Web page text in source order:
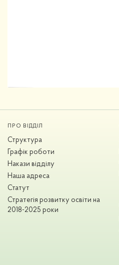
ПРО ВІДДІЛ
Структура
Графік роботи
Накази відділу
Наша адреса
Статут
Стратегія розвитку освіти на
2018-2025 роки